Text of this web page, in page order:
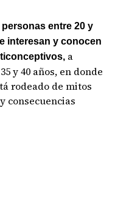
personas entre 20 y
interesan y conocen
a
y 40 años, en donde
rodeado de mitos
consecuencias